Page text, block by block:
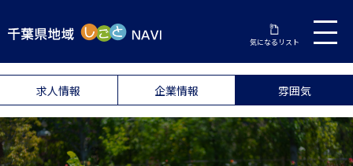
気になるリスト
求人情報 企業情報 雰囲気